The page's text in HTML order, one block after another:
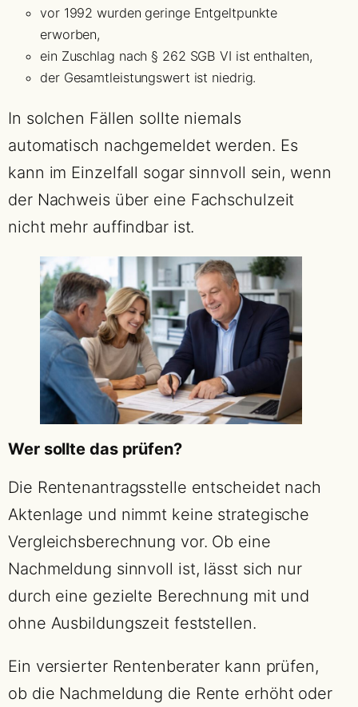
vor 1992 wurden geringe Entgeltpunkte
erworben,
ein Zuschlag nach § 262 SGB VI ist enthalten,
der Gesamtleistungswert ist niedrig.
In solchen Fällen sollte niemals
automatisch nachgemeldet werden. Es
kann im Einzelfall sogar sinnvoll sein, wenn
der Nachweis über eine Fachschulzeit
nicht mehr auffindbar ist.
Wer sollte das prüfen?
Die Rentenantragsstelle entscheidet nach
Aktenlage und nimmt keine strategische
Vergleichsberechnung vor. Ob eine
Nachmeldung sinnvoll ist, lässt sich nur
durch eine gezielte Berechnung mit und
ohne Ausbildungszeit feststellen.
Ein versierter Rentenberater kann prüfen,
ob die Nachmeldung die Rente erhöht oder